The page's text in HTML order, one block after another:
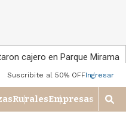
cajero en Parque Miramar
Suscribite al 50% OFFIngresar
RuralesEmpresas
M
o